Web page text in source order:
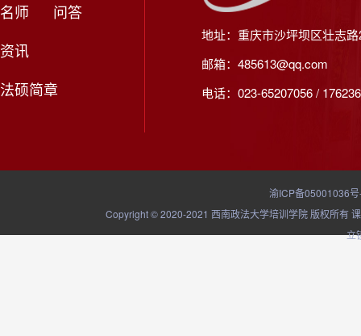
名师
问答
资讯
法硕简章
地址：重庆市沙坪坝区壮志
邮箱：485613@qq.com
电话：023-65207056 /
渝ICP备05001036
Copyright © 2020-2021 西南政法大学培训学院 版权所有
立